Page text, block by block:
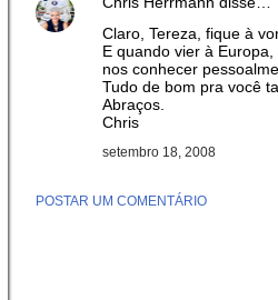
Claro, Tereza, fique à
E quando vier à
nos conhecer
Tudo de bom pra você
Abraços.
Chris
setembro 18, 2008
POSTAR UM COMENTÁRIO